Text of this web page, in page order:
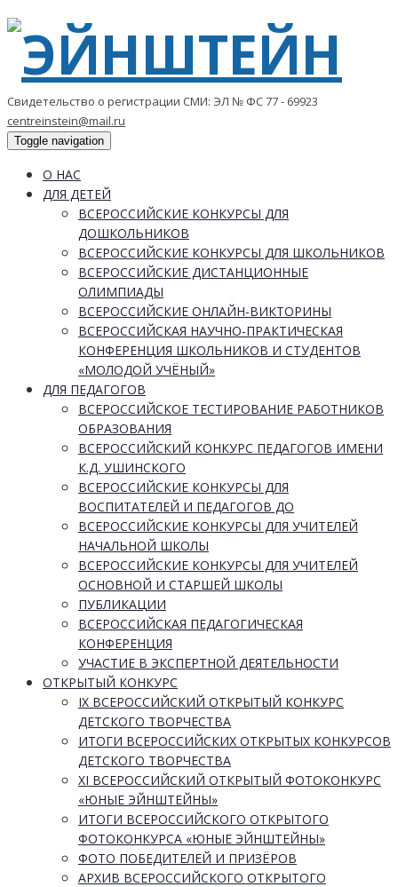
Свидетельство о регистрации СМИ: ЭЛ № ФС 77 - 69923
centreinstein@mail.ru
Toggle navigation
О НАС
ДЛЯ ДЕТЕЙ
ВСЕРОССИЙСКИЕ КОНКУРСЫ ДЛЯ
ДОШКОЛЬНИКОВ
ВСЕРОССИЙСКИЕ КОНКУРСЫ ДЛЯ ШКОЛЬНИКОВ
ВСЕРОССИЙСКИЕ ДИСТАНЦИОННЫЕ
ОЛИМПИАДЫ
ВСЕРОССИЙСКИЕ ОНЛАЙН-ВИКТОРИНЫ
ВСЕРОССИЙСКАЯ НАУЧНО-ПРАКТИЧЕСКАЯ
КОНФЕРЕНЦИЯ ШКОЛЬНИКОВ И СТУДЕНТОВ
«МОЛОДОЙ УЧЁНЫЙ»
ДЛЯ ПЕДАГОГОВ
ВСЕРОССИЙСКОЕ ТЕСТИРОВАНИЕ РАБОТНИКОВ
ОБРАЗОВАНИЯ
ВСЕРОССИЙСКИЙ КОНКУРС ПЕДАГОГОВ ИМЕНИ
К.Д. УШИНСКОГО
ВСЕРОССИЙСКИЕ КОНКУРСЫ ДЛЯ
ВОСПИТАТЕЛЕЙ И ПЕДАГОГОВ ДО
ВСЕРОССИЙСКИЕ КОНКУРСЫ ДЛЯ УЧИТЕЛЕЙ
НАЧАЛЬНОЙ ШКОЛЫ
ВСЕРОССИЙСКИЕ КОНКУРСЫ ДЛЯ УЧИТЕЛЕЙ
ОСНОВНОЙ И СТАРШЕЙ ШКОЛЫ
ПУБЛИКАЦИИ
ВСЕРОССИЙСКАЯ ПЕДАГОГИЧЕСКАЯ
КОНФЕРЕНЦИЯ
УЧАСТИЕ В ЭКСПЕРТНОЙ ДЕЯТЕЛЬНОСТИ
ОТКРЫТЫЙ КОНКУРС
IX ВСЕРОССИЙСКИЙ ОТКРЫТЫЙ КОНКУРС
ДЕТСКОГО ТВОРЧЕСТВА
ИТОГИ ВСЕРОССИЙСКИХ ОТКРЫТЫХ КОНКУРСОВ
ДЕТСКОГО ТВОРЧЕСТВА
XI ВСЕРОССИЙСКИЙ ОТКРЫТЫЙ ФОТОКОНКУРС
«ЮНЫЕ ЭЙНШТЕЙНЫ»
ИТОГИ ВСЕРОССИЙСКОГО ОТКРЫТОГО
ФОТОКОНКУРСА «ЮНЫЕ ЭЙНШТЕЙНЫ»
ФОТО ПОБЕДИТЕЛЕЙ И ПРИЗЁРОВ
АРХИВ ВСЕРОССИЙСКОГО ОТКРЫТОГО